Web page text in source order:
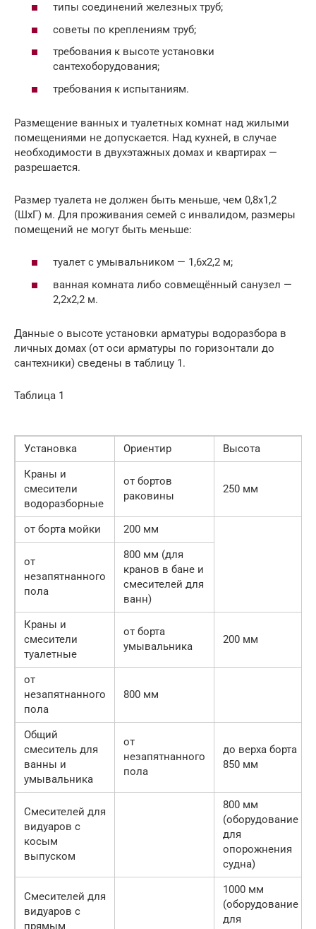
типы соединений железных труб;
советы по креплениям труб;
требования к высоте установки
сантехоборудования;
требования к испытаниям.
Размещение ванных и туалетных комнат над жилыми
помещениями не допускается. Над кухней, в случае
необходимости в двухэтажных домах и квартирах —
разрешается.
Размер туалета не должен быть меньше, чем 0,8х1,2
(ШхГ) м. Для проживания семей с инвалидом, размеры
помещений не могут быть меньше:
туалет с умывальником — 1,6х2,2 м;
ванная комната либо совмещённый санузел —
2,2х2,2 м.
Данные о высоте установки арматуры водоразбора в
личных домах (от оси арматуры по горизонтали до
сантехники) сведены в таблицу 1.
Таблица 1
Установка Ориентир
Высота
Краны и
смесители
водоразборные
от бортов
раковины
250 мм
от борта мойки 200 мм
от
незапятнанного
пола
800 мм (для
кранов в бане и
смесителей для
ванн)
Краны и
смесители
туалетные
от борта
умывальника
200 мм
от
незапятнанного
пола
800 мм
Общий
смеситель для
ванны и
умывальника
от
незапятнанного
пола
до верха борта
850 мм
Смесителей для
видуаров с
косым
выпуском
800 мм
(оборудование
для
опорожнения
судна)
Смесителей для
видуаров с
прямым
1000 мм
(оборудование
для